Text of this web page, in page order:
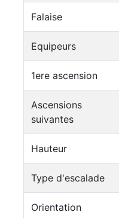
Falaise
Equipeurs
1ere ascension
Ascensions
suivantes
Hauteur
Type d'escalade
Orientation